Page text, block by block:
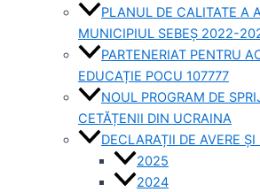
PLANUL DE CALITATE A
MUNICIPIUL SEBEȘ 2022-
PARTENERIAT PENTRU
EDUCAȚIE POCU 107777
NOUL PROGRAM DE
CETĂȚENII DIN UCRAINA
DECLARAȚII DE AVERE ȘI
2025
2024